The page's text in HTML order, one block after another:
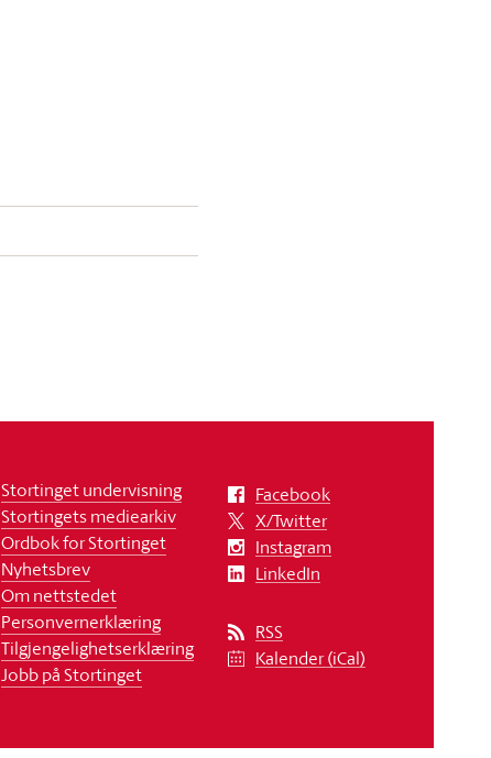
Stortinget undervisning
Stortingets mediearkiv
Ordbok for Stortinget
Nyhetsbrev
Om nettstedet
Personvernerklæring
Tilgjengelighetserklæring
Jobb på Stortinget
Facebook
X/Twitter
Instagram
LinkedIn
RSS
Kalender (iCal)